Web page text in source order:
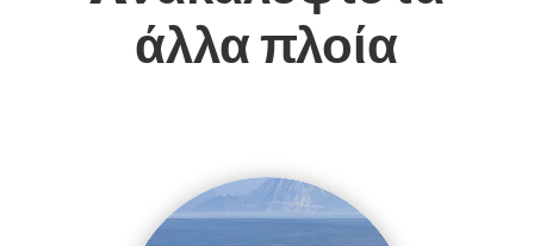
άλλα πλοία